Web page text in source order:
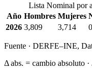
Lista Nominal por
Año Hombres Mujeres
2026 3,809 3,714 0
Fuente · DERFE–INE,
Δ abs. = cambio absoluto